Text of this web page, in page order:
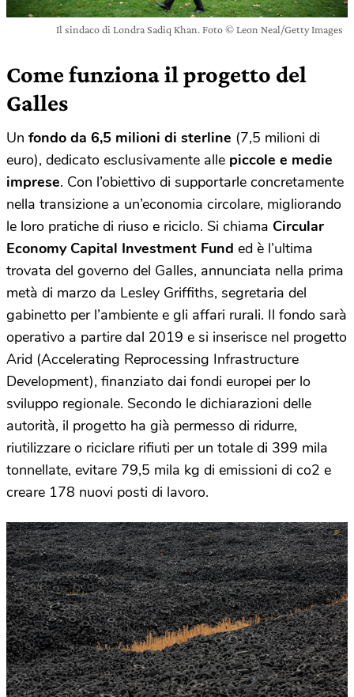
Il sindaco di Londra Sadiq Khan. Foto © Leon Neal/Getty Images
Come funziona il progetto del
Galles
Un fondo da 6,5 milioni di sterline (7,5 milioni di
euro), dedicato esclusivamente alle piccole e medie
imprese. Con l’obiettivo di supportarle concretamente
nella transizione a un’economia circolare, migliorando
le loro pratiche di riuso e riciclo. Si chiama Circular
Economy Capital Investment Fund ed è l’ultima
trovata del governo del Galles, annunciata nella prima
metà di marzo da Lesley Griffiths, segretaria del
gabinetto per l’ambiente e gli affari rurali. Il fondo sarà
operativo a partire dal 2019 e si inserisce nel progetto
Arid (Accelerating Reprocessing Infrastructure
Development), finanziato dai fondi europei per lo
sviluppo regionale. Secondo le dichiarazioni delle
autorità, il progetto ha già permesso di ridurre,
riutilizzare o riciclare rifiuti per un totale di 399 mila
tonnellate, evitare 79,5 mila kg di emissioni di co2 e
creare 178 nuovi posti di lavoro.